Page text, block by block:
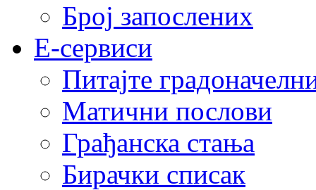
Број запослених
E-сервиси
Питајте
Матични послови
Грађанска стања
Бирачки списак